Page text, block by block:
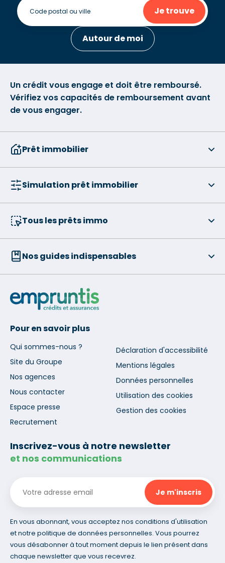
Je trouve
Autour de moi
Un crédit vous engage et doit être remboursé.
Vérifiez vos capacités de remboursement avant
de vous engager.
Prêt immobilier
Simulation prêt immobilier
Tous les prêts immo
Nos guides indispensables
Pour en savoir plus
Qui sommes-nous ?
Site du Groupe
Nos agences
Nous contacter
Espace presse
Recrutement
Déclaration d'accessibilité
Mentions légales
Données personnelles
Utilisation des cookies
Gestion des cookies
Inscrivez-vous à notre newsletter
et nos communications
En vous abonnant, vous acceptez nos conditions d'utilisation
et notre politique de données personnelles. Vous pourrez
vous désabonner à tout moment depuis le lien présent dans
chaque newsletter que vous recevrez.